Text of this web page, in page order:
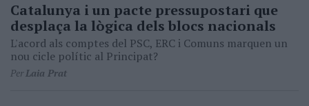
Catalunya i un pacte pressupostari que
desplaça la lògica dels blocs nacionals
L'acord als comptes del PSC, ERC i Comuns marquen un
nou cicle polític al Principat?
PerLaia Prat